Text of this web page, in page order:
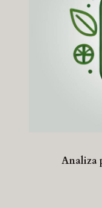
Analiza